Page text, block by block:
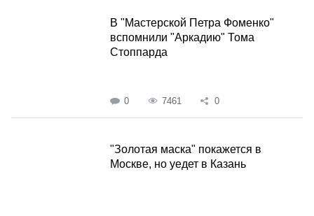
В "Мастерской Петра Фоменко"
вспомнили "Аркадию" Тома
Стоппарда
0 7461 0
"Золотая маска" покажется в
Москве, но уедет в Казань